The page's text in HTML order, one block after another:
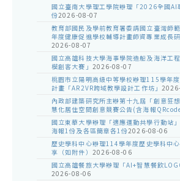
國立臺南大學理工學院辦理「2026全國AI
份2026-08-07
教育部國民及學前教育署委請國立臺灣師
年度健康促進學校輔導計畫師資專業成長
2026-08-07
國立高雄科技大學海事學院造船及海洋工
模創客大賽」 2026-08-07
桃園市立陽明高級中等學校辦理115學年
計畫「AR2VR跨域教學設計工作坊」
內政部建築研究所主辦第十九屆「創意狂
慧化居住空間創意競賽公告(含海報
國立東華大學辦理「適應運動共學行動站
海報1份及各區簡章各1份2026-08-06
歷史學科中心辦理114學年度歷史學科中
享（如附件） 2026-08-06
國立高雄餐旅大學辦理「AI+智慧餐飲
2026-08-06